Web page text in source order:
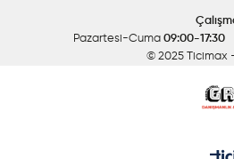
Pazartesi-Cuma 09:00-17:30
© 2025 Ticimax